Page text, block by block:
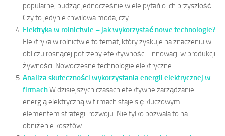
popularne, budząc jednocześnie wiele pytań o ich przyszłość.
Czy to jedynie chwilowa moda, czy...
Elektryka w rolnictwie – jak wykorzystać nowe technologie?
Elektryka w rolnictwie to temat, który zyskuje na znaczeniu w
obliczu rosnącej potrzeby efektywności i innowacji w produkcji
żywności. Nowoczesne technologie elektryczne...
Analiza skuteczności wykorzystania energii elektrycznej w
firmachW dzisiejszych czasach efektywne zarządzanie
energią elektryczną w firmach staje się kluczowym
elementem strategii rozwoju. Nie tylko pozwala to na
obniżenie kosztów...